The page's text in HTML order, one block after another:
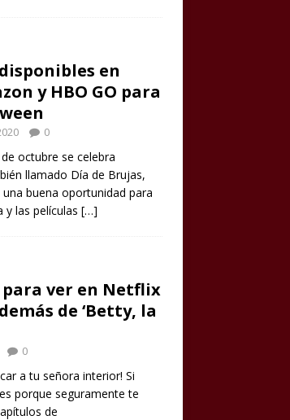
en
y HBO GO para
0
octubre se celebra
llamado Día de Brujas,
buena oportunidad para
y las películas […]
para ver en Netflix
de ‘Betty, la
0
a tu señora interior! Si
porque seguramente te
de